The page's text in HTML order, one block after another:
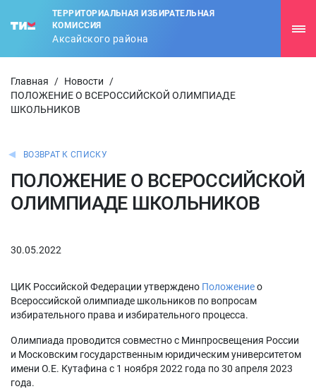
ТЕРРИТОРИАЛЬНАЯ ИЗБИРАТЕЛЬНАЯ
КОМИССИЯ
Аксайского района
Главная / Новости
/
ПОЛОЖЕНИЕ О ВСЕРОССИЙСКОЙ ОЛИМПИАДЕ
ШКОЛЬНИКОВ
ВОЗВРАТ К СПИСКУ
ПОЛОЖЕНИЕ О ВСЕРОССИЙСКОЙ
ОЛИМПИАДЕ ШКОЛЬНИКОВ
30.05.2022
ЦИК Российской Федерации утверждено Положениео
Всероссийской олимпиаде школьников по вопросам
избирательного права и избирательного процесса.
Олимпиада проводится совместно с Минпросвещения России
и Московским государственным юридическим университетом
имени О.Е. Кутафина с 1 ноября 2022 года по 30 апреля 2023
года.